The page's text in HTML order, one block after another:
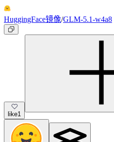
HuggingFace镜像/GLM-5.1-w4a8
like1